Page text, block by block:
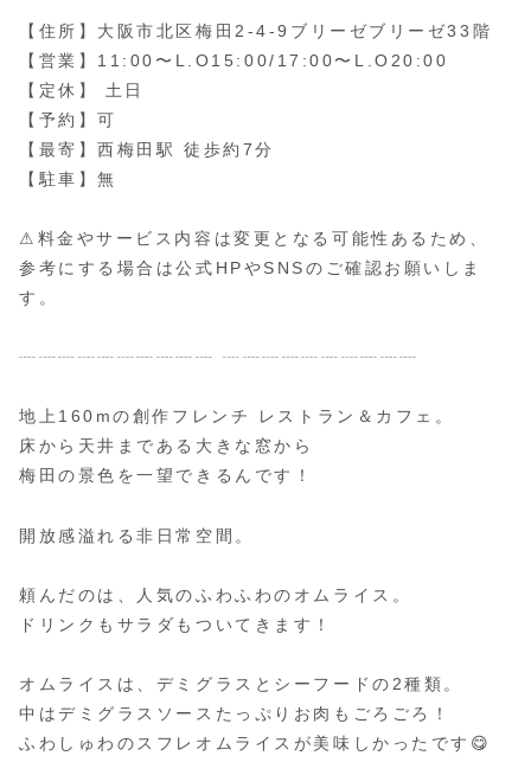
【住所】大阪市北区梅田2-4-9ブリーゼブリーゼ33階
【営業】11:00〜L.O15:00/17:00〜L.O20:00
【定休】 土日
【予約】可
【最寄】西梅田駅 徒歩約7分
【駐車】無
⚠︎料金やサービス内容は変更となる可能性あるため、
参考にする場合は公式HPやSNSのご確認お願いしま
す。
┈┈┈┈┈┈┈┈┈┈ ┈┈┈┈┈┈┈┈┈┈
地上160mの創作フレンチ レストラン＆カフェ。
床から天井まである大きな窓から
梅田の景色を一望できるんです！
開放感溢れる非日常空間。
頼んだのは、人気のふわふわのオムライス。
ドリンクもサラダもついてきます！
オムライスは、デミグラスとシーフードの2種類。
中はデミグラスソースたっぷりお肉もごろごろ！
ふわしゅわのスフレオムライスが美味しかったです😋